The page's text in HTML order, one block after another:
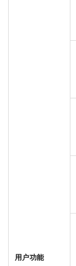
用户功能